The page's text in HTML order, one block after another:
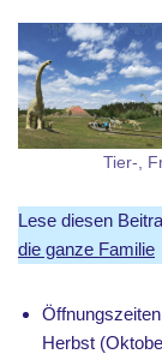
Tier-,
Lese diesen
die ganze Familie
Herbst